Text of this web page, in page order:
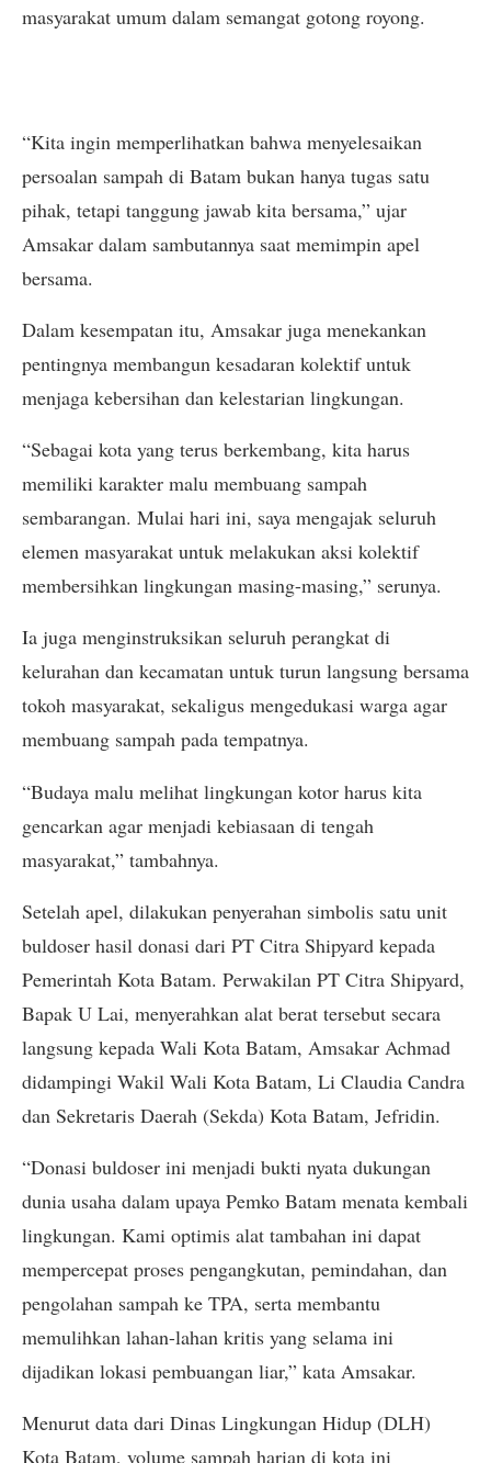
masyarakat umum dalam semangat gotong royong.
“Kita ingin memperlihatkan bahwa menyelesaikan
persoalan sampah di Batam bukan hanya tugas satu
pihak, tetapi tanggung jawab kita bersama,” ujar
Amsakar dalam sambutannya saat memimpin apel
bersama.
Dalam kesempatan itu, Amsakar juga menekankan
pentingnya membangun kesadaran kolektif untuk
menjaga kebersihan dan kelestarian lingkungan.
“Sebagai kota yang terus berkembang, kita harus
memiliki karakter malu membuang sampah
sembarangan. Mulai hari ini, saya mengajak seluruh
elemen masyarakat untuk melakukan aksi kolektif
membersihkan lingkungan masing-masing,” serunya.
Ia juga menginstruksikan seluruh perangkat di
kelurahan dan kecamatan untuk turun langsung bersama
tokoh masyarakat, sekaligus mengedukasi warga agar
membuang sampah pada tempatnya.
“Budaya malu melihat lingkungan kotor harus kita
gencarkan agar menjadi kebiasaan di tengah
masyarakat,” tambahnya.
Setelah apel, dilakukan penyerahan simbolis satu unit
buldoser hasil donasi dari PT Citra Shipyard kepada
Pemerintah Kota Batam. Perwakilan PT Citra Shipyard,
Bapak U Lai, menyerahkan alat berat tersebut secara
langsung kepada Wali Kota Batam, Amsakar Achmad
didampingi Wakil Wali Kota Batam, Li Claudia Candra
dan Sekretaris Daerah (Sekda) Kota Batam, Jefridin.
“Donasi buldoser ini menjadi bukti nyata dukungan
dunia usaha dalam upaya Pemko Batam menata kembali
lingkungan. Kami optimis alat tambahan ini dapat
mempercepat proses pengangkutan, pemindahan, dan
pengolahan sampah ke TPA, serta membantu
memulihkan lahan-lahan kritis yang selama ini
dijadikan lokasi pembuangan liar,” kata Amsakar.
Menurut data dari Dinas Lingkungan Hidup (DLH)
Kota Batam, volume sampah harian di kota ini